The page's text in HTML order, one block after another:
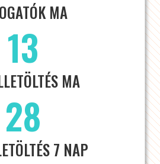
MA
13
MA
28
7 NAP